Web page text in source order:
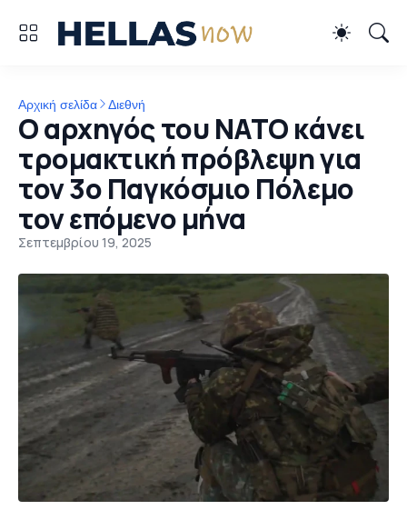
Αρχική σελίδα Διεθνή
Ο αρχηγός του ΝΑΤΟ κάνει
τρομακτική πρόβλεψη για
τον 3ο Παγκόσμιο Πόλεμο
τον επόμενο μήνα
Σεπτεμβρίου 19, 2025